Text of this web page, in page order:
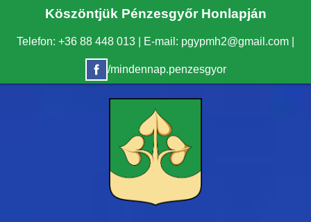
Köszöntjük Pénzesgyőr Honlapján
Telefon: +36 88 448 013 E-mail: pgypmh2@gmail.com
/mindennap.penzesgyor